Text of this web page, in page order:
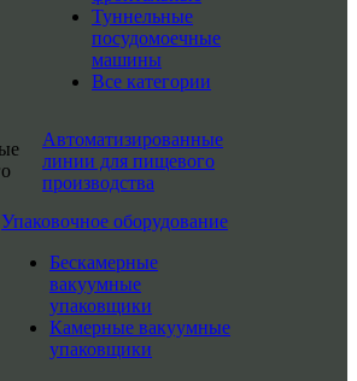
Туннельные
посудомоечные
машины
Все категории
Автоматизированные
линии для пищевого
производства
Упаковочное оборудование
Бескамерные
вакуумные
упаковщики
Камерные вакуумные
упаковщики